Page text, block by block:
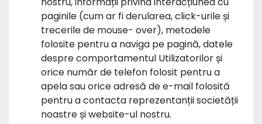
paginile (cum ar fi derularea, click-urile și
trecerile de mouse- over), metodele
folosite pentru a naviga pe pagină, datele
despre comportamentul Utilizatorilor și
orice număr de telefon folosit pentru a
apela sau orice adresă de e-mail folosită
pentru a contacta reprezentanții societății
noastre și website-ul nostru.